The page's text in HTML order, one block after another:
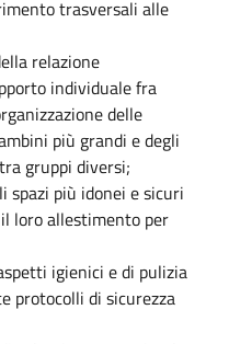
trasversali alle
relazione
individuale fra
delle
più grandi e degli
gruppi diversi;
spazi più idonei e sicuri
loro allestimento per
igienici e di pulizia
protocolli di sicurezza